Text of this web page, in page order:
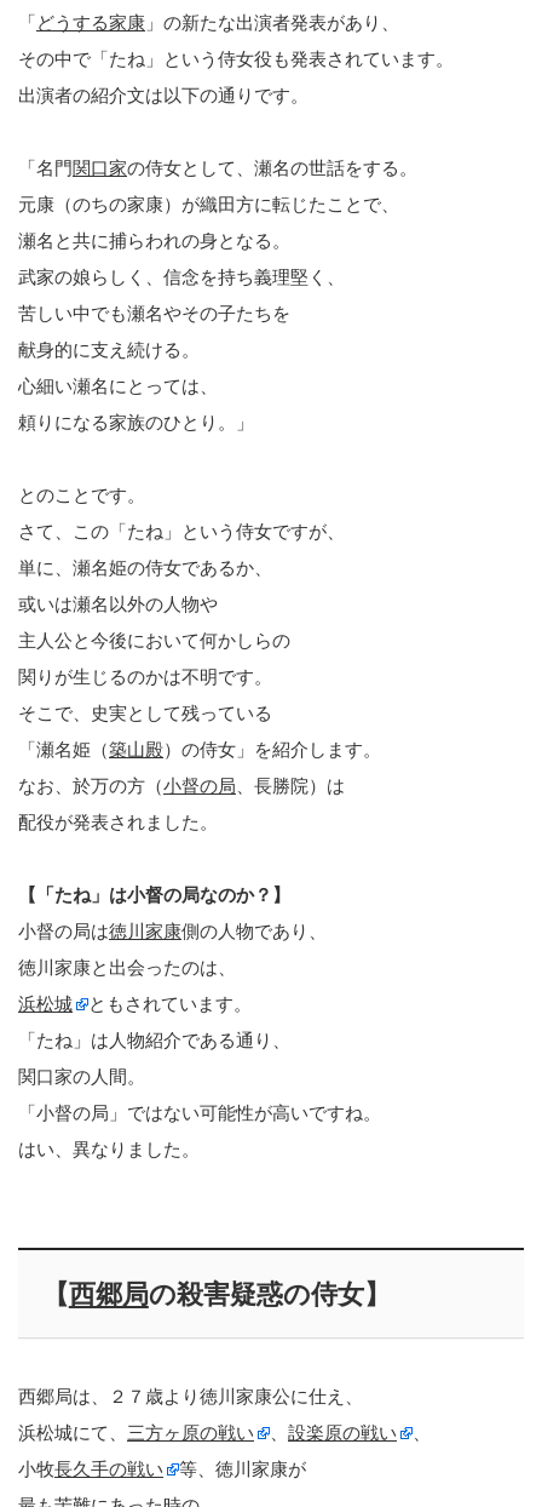
「どうする家康 」の新たな出演者発表があり、
その中で「たね」という侍女役も発表されています。
出演者の紹介文は以下の通りです。
「名門関口家の侍女として、瀬名の世話をする。
元康（のちの家康）が織田方に転じたことで、
瀬名と共に捕らわれの身となる。
武家の娘らしく、信念を持ち義理堅く、
苦しい中でも瀬名やその子たちを
献身的に支え続ける。
心細い瀬名にとっては、
頼りになる家族のひとり。」
とのことです。
さて、この「たね」という侍女ですが、
単に、瀬名姫の侍女であるか、
或いは瀬名以外の人物や
主人公と今後において何かしらの
関りが生じるのかは不明です。
そこで、史実として残っている
「瀬名姫（築山殿）の侍女」を紹介します。
なお、於万の方（小督の局 、長勝院）は
配役が発表されました。
【「たね」は小督の局なのか？】
小督の局は徳川家康側の人物であり、
徳川家康と出会ったのは、
浜松城
ともされています。
「たね」は人物紹介である通り、
関口家の人間。
「小督の局」ではない可能性が高いですね。
はい、異なりました。
【西郷局の殺害疑惑の侍女】
西郷局は、２７歳より徳川家康公に仕え、
浜松城にて、 三方ヶ原の戦い 設楽原の戦い
小牧長久手の戦い
等、徳川家康が